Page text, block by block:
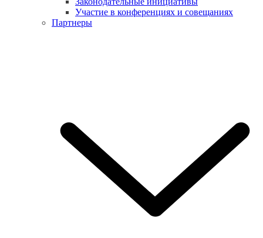
Участие в конференциях и совещаниях
Партнеры